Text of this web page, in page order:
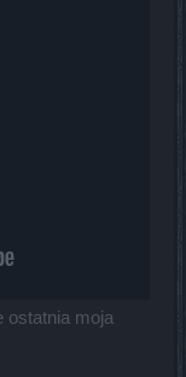
ostatnia moja